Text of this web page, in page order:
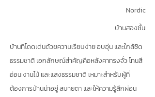
Nordic
บ้านสองชั้น
บ้านที่โดดเด่นด้วยความเรียบง่าย อบอุ่น และใกล้ชิด
ธรรมชาติ เอกลักษณ์สำคัญคือหลังคาทรงจั่ว โทนสี
อ่อน งานไม้ และแสงธรรมชาติ เหมาะสำหรับผู้ที่
ต้องการบ้านน่าอยู่ สบายตา และให้ความรู้สึกผ่อน